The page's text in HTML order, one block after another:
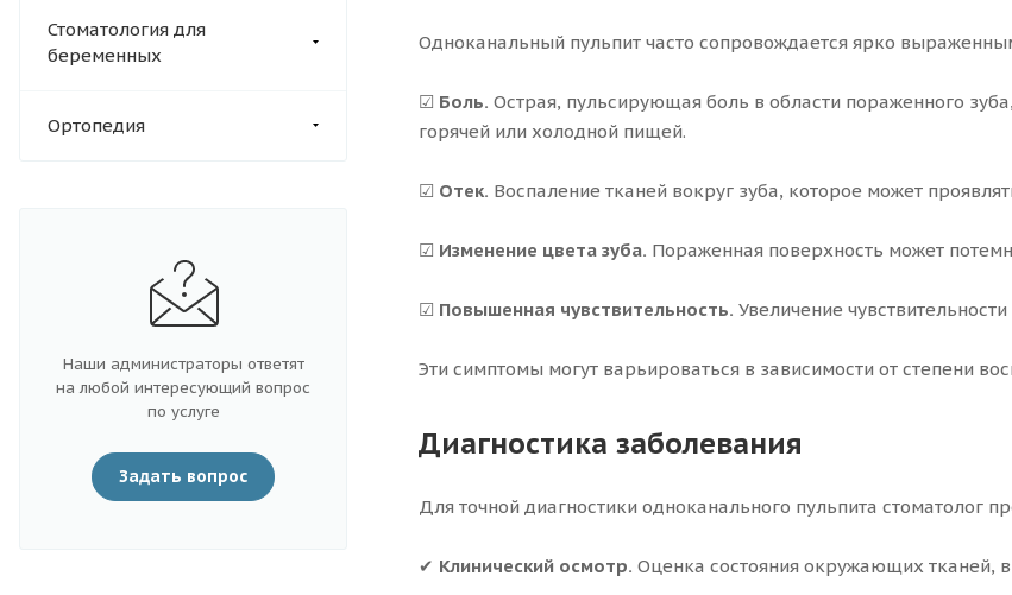
Стоматология для
беременных
Ортопедия
Наши администраторы ответят
на любой интересующий вопрос
по услуге
Задать вопрос
Одноканальный пульпит часто сопровождается ярко
☑ Боль. Острая, пульсирующая боль в области пораженного
горячей или холодной пищей.
☑ Отек. Воспаление тканей вокруг зуба, которое может
☑ Изменение цвета зуба. Пораженная поверхность может
☑ Повышенная чувствительность. Увеличение
Эти симптомы могут варьироваться в зависимости от степени
Диагностика заболевания
Для точной диагностики одноканального пульпита стоматолог
✔ Клинический осмотр. Оценка состояния окружающих тканей,